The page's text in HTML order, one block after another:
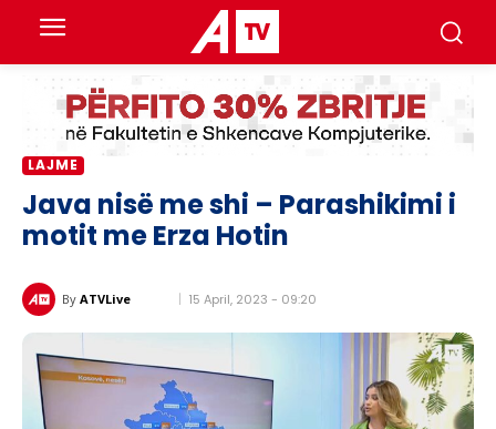
LAJME
Java nisë me shi – Parashikimi i
motit me Erza Hotin
By ATVLive 15 April, 2023 - 09:20